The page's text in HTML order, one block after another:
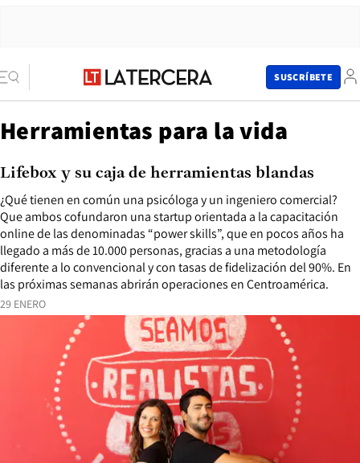
SUSCRÍBETE
Herramientas para la vida
29 ENERO
¿Qué tienen en común una psicóloga y un ingeniero comercial?
Que ambos cofundaron una startup orientada a la capacitación
online de las denominadas “power skills”, que en pocos años ha
llegado a más de 10.000 personas, gracias a una metodología
diferente a lo convencional y con tasas de fidelización del 90%. En
las próximas semanas abrirán operaciones en Centroamérica.
Lifebox y su caja de herramientas blandas